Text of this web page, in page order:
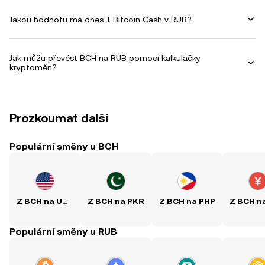
Jakou hodnotu má dnes 1 Bitcoin Cash v RUB?
Jak můžu převést BCH na RUB pomocí kalkulačky
kryptoměn?
Prozkoumat další
Populární směny u BCH
Z BCH na USD Z BCH na PKR Z BCH na PHP
Populární směny u RUB